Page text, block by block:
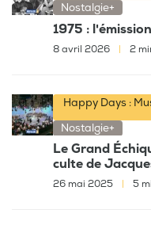
Nostalgie+
1975 :
8 avril 2026 2
Happy Days :
Nostalgie+
Le Grand
culte de
26 mai 2025 5